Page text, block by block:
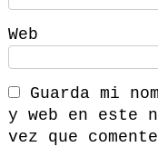
Web
Guarda mi
y web en este
vez que